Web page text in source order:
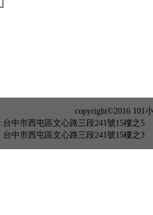
copyright©2016
台中市西屯區文心路三段241號15樓之5
台中市西屯區文心路三段241號15樓之